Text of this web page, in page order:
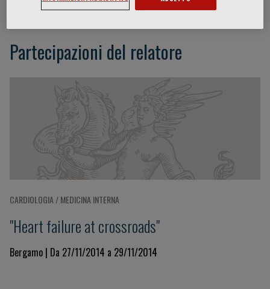
Partecipazioni del relatore
CARDIOLOGIA / MEDICINA INTERNA
"Heart failure at crossroads"
Bergamo | Da 27/11/2014 a 29/11/2014